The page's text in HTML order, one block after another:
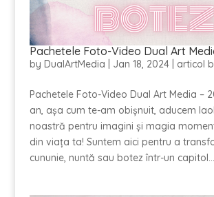
Pachetele Foto-Video Dual Art
by DualArtMedia Jan 18, 2024| articol
Pachetele Foto-Video Dual Art Media –
an, așa cum te-am obișnuit, aducem
noastră pentru imagini și magia
din viața ta! Suntem aici pentru a
cununie, nuntă sau botez într-un capitol...